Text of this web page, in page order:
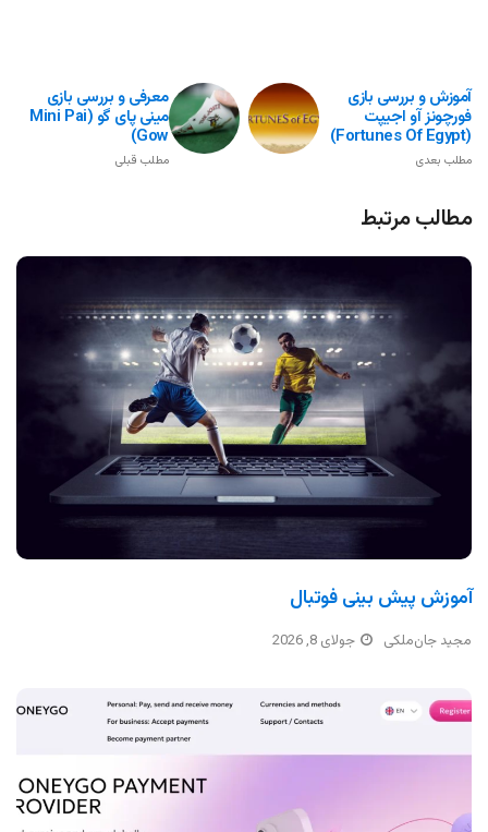
معرفی و بررسی بازی
مینی پای گو (Mini Pai
Gow)
مطلب قبلی
آموزش و بررسی بازی
فورچونز آو اجیپت
(Fortunes Of Egypt)
مطلب بعدی
مطالب مرتبط
آموزش پیش بینی فوتبال
مجید جان‌ملکی جولای 8, 2026